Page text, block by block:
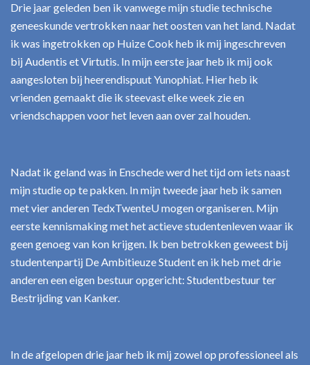
Drie jaar geleden ben ik vanwege mijn studie technische
geneeskunde vertrokken naar het oosten van het land. Nadat
ik was ingetrokken op Huize Cook heb ik mij ingeschreven
bij Audentis et Virtutis. In mijn eerste jaar heb ik mij ook
aangesloten bij heerendispuut Yunophiat. Hier heb ik
vrienden gemaakt die ik steevast elke week zie en
vriendschappen voor het leven aan over zal houden.
Nadat ik geland was in Enschede werd het tijd om iets naast
mijn studie op te pakken. In mijn tweede jaar heb ik samen
met vier anderen TedxTwenteU mogen organiseren. Mijn
eerste kennismaking met het actieve studentenleven waar ik
geen genoeg van kon krijgen. Ik ben betrokken geweest bij
studentenpartij De Ambitieuze Student en ik heb met drie
anderen een eigen bestuur opgericht: Studentbestuur ter
Bestrijding van Kanker.
In de afgelopen drie jaar heb ik mij zowel op professioneel als